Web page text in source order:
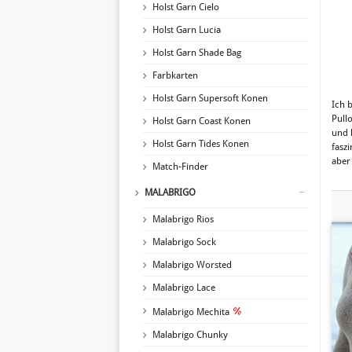
Holst Garn Cielo
Holst Garn Lucia
Holst Garn Shade Bag
Farbkarten
Holst Garn Supersoft Konen
Holst Garn Coast Konen
Holst Garn Tides Konen
Match-Finder
MALABRIGO
Malabrigo Rios
Malabrigo Sock
Malabrigo Worsted
Malabrigo Lace
Malabrigo Mechita
Malabrigo Chunky
Ich
und